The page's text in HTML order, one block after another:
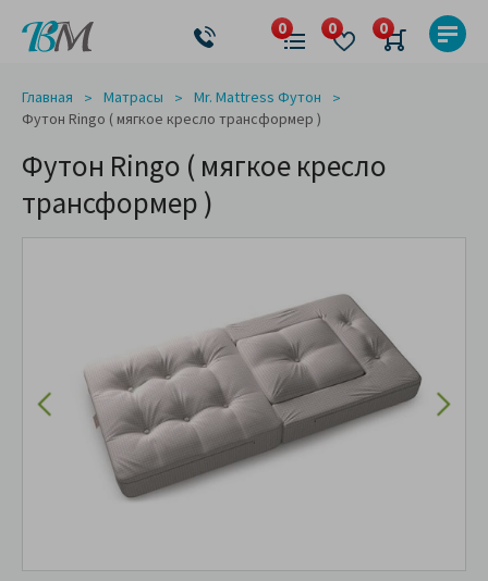
Главная Матрасы
Mr. Mattress Футон
Футон Ringo ( мягкое кресло трансформер )
Футон Ringo ( мягкое кресло
трансформер )